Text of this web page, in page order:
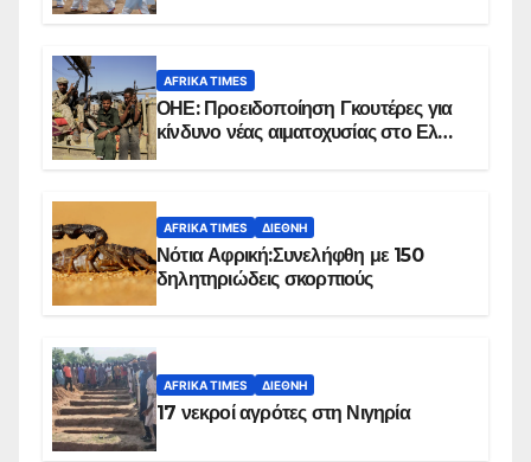
AFRIKA TIMES
ΟΗΕ: Προειδοποίηση Γκουτέρες για
κίνδυνο νέας αιματοχυσίας στο Ελ
AFRIKA TIMES ΔΙΕΘΝΉ
Νότια Αφρική:Συνελήφθη με 150
δηλητηριώδεις σκορπιούς
AFRIKA TIMES ΔΙΕΘΝΉ
17 νεκροί αγρότες στη Νιγηρία